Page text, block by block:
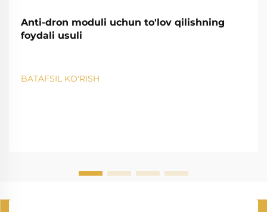
Anti-dron moduli uchun to'lov qilishning
foydali usuli
BATAFSIL KO'RISH